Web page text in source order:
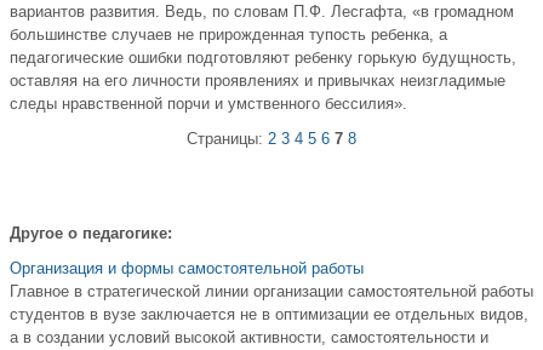
вариантов развития. Ведь, по словам П.Ф. Лесгафта, «в громадном
большинстве случаев не прирожденная тупость ребенка, а
педагогические ошибки подготовляют ребенку горькую будущность,
оставляя на его личности проявлениях и привычках неизгладимые
следы нравственной порчи и умственного бессилия».
Страницы: 2 3 4 5 6 7 8
Другое о педагогике:
Организация и формы самостоятельной работы
Главное в стратегической линии организации самостоятельной работы
студентов в вузе заключается не в оптимизации ее отдельных видов,
а в создании условий высокой активности, самостоятельности и